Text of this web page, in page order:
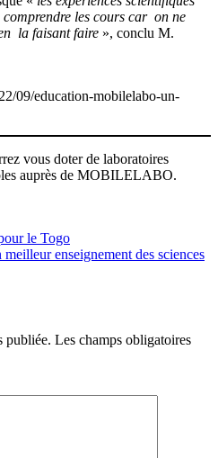
les cours car on ne
la faisant faire », conclu M.
09/education-mobilelabo-un-
vous doter de laboratoires
auprès de MOBILELABO.
le Togo
enseignement des sciences
publiée. Les champs obligatoires